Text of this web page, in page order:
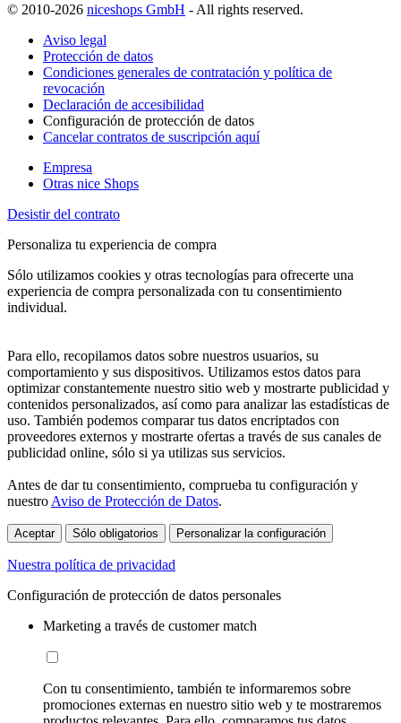
© 2010-2026 niceshops GmbH - All rights reserved.
Aviso legal
Protección de datos
Condiciones generales de contratación y política de
revocación
Declaración de accesibilidad
Configuración de protección de datos
Cancelar contratos de suscripción aquí
Empresa
Otras nice Shops
Desistir del contrato
Personaliza tu experiencia de compra
Sólo utilizamos cookies y otras tecnologías para ofrecerte una
experiencia de compra personalizada con tu consentimiento
individual.
Para ello, recopilamos datos sobre nuestros usuarios, su
comportamiento y sus dispositivos. Utilizamos estos datos para
optimizar constantemente nuestro sitio web y mostrarte publicidad y
contenidos personalizados, así como para analizar las estadísticas de
uso. También podemos comparar tus datos encriptados con
proveedores externos y mostrarte ofertas a través de sus canales de
publicidad online, sólo si ya utilizas sus servicios.
Antes de dar tu consentimiento, comprueba tu configuración y
nuestro Aviso de Protección de Datos.
Aceptar Sólo obligatorios Personalizar la configuración
Nuestra política de privacidad
Configuración de protección de datos personales
Marketing a través de customer match
Con tu consentimiento, también te informaremos sobre
promociones externas en nuestro sitio web y te mostraremos